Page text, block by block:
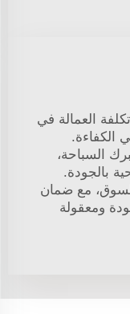
العمالة في
الكفاءة.
السباحة،
بالجودة.
مع ضمان
ومعقولة